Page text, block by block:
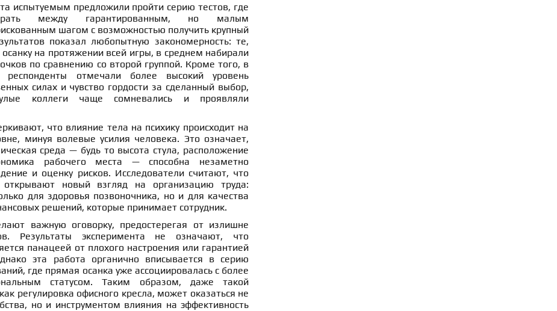
испытуемым предложили пройти серию тестов, где
между гарантированным, но малым
шагом с возможностью получить крупный
показал любопытную закономерность: те,
на протяжении всей игры, в среднем набирали
по сравнению со второй группой. Кроме того, в
отмечали более высокий уровень
силах и чувство гордости за сделанный выбор,
коллеги чаще сомневались и проявляли
что влияние тела на психику происходит на
минуя волевые усилия человека. Это означает,
среда — будь то высота стула, расположение
рабочего места — способна незаметно
и оценку рисков. Исследователи считают, что
новый взгляд на организацию труда:
для здоровья позвоночника, но и для качества
решений, которые принимает сотрудник.
важную оговорку, предостерегая от излишне
Результаты эксперимента не означают, что
панацеей от плохого настроения или гарантией
эта работа органично вписывается в серию
где прямая осанка уже ассоциировалась с более
статусом. Таким образом, даже такой
регулировка офисного кресла, может оказаться не
но и инструментом влияния на эффективность